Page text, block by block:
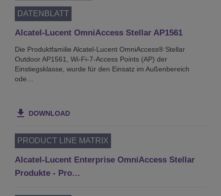
DATENBLATT
Alcatel-Lucent OmniAccess Stellar AP1561
Die Produktfamilie Alcatel-Lucent OmniAccess® Stellar
Outdoor AP1561, Wi-Fi-7-Access Points (AP) der
Einstiegsklasse, wurde für den Einsatz im Außenbereich
ode…
DOWNLOAD
PRODUCT LINE MATRIX
Alcatel-Lucent Enterprise OmniAccess Stellar
Produkte - Pro…